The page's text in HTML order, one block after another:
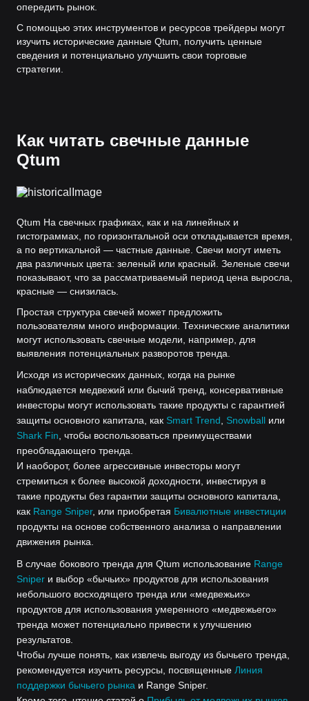
опередить рынок.
С помощью этих инструментов и ресурсов трейдеры могут
изучить исторические данные Qtum, получить ценные
сведения и потенциально улучшить свои торговые
стратегии.
Как читать свечные данные
Qtum
Qtum На свечных графиках, как и на линейных и
гистограммах, по горизонтальной оси откладывается время,
а по вертикальной — частные данные. Свечи могут иметь
два различных цвета: зеленый или красный. Зеленые свечи
показывают, что за рассматриваемый период цена выросла,
красные — снизилась.
Простая структура свечей может предложить
пользователям много информации. Технические аналитики
могут использовать свечные модели, например, для
выявления потенциальных разворотов тренда.
Исходя из исторических данных, когда на рынке
наблюдается медвежий или бычий тренд, консервативные
инвесторы могут использовать такие продукты с гарантией
защиты основного капитала, как Smart Trend, Snowball или
Shark Fin, чтобы воспользоваться преимуществами
преобладающего тренда.
И наоборот, более агрессивные инвесторы могут
стремиться к более высокой доходности, инвестируя в
такие продукты без гарантии защиты основного капитала,
как Range Sniper, или приобретая Бивалютные инвестиции
продукты на основе собственного анализа о направлении
движения рынка.
В случае бокового тренда для Qtum использование Range
Sniper и выбор «бычьих» продуктов для использования
небольшого восходящего тренда или «медвежьих»
продуктов для использования умеренного «медвежьего»
тренда может потенциально привести к улучшению
результатов.
Чтобы лучше понять, как извлечь выгоду из бычьего тренда,
рекомендуется изучить ресурсы, посвященные Линия
поддержки бычьего рынка и Range Sniper.